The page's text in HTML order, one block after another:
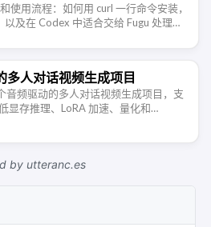
使用流程：如何用 curl 一行命令安装，
及在 Codex 中适合交给 Fugu 处理的
人对话视频生成项目
频驱动的多人对话视频生成项目，支
显存推理、LoRA 加速、量化和